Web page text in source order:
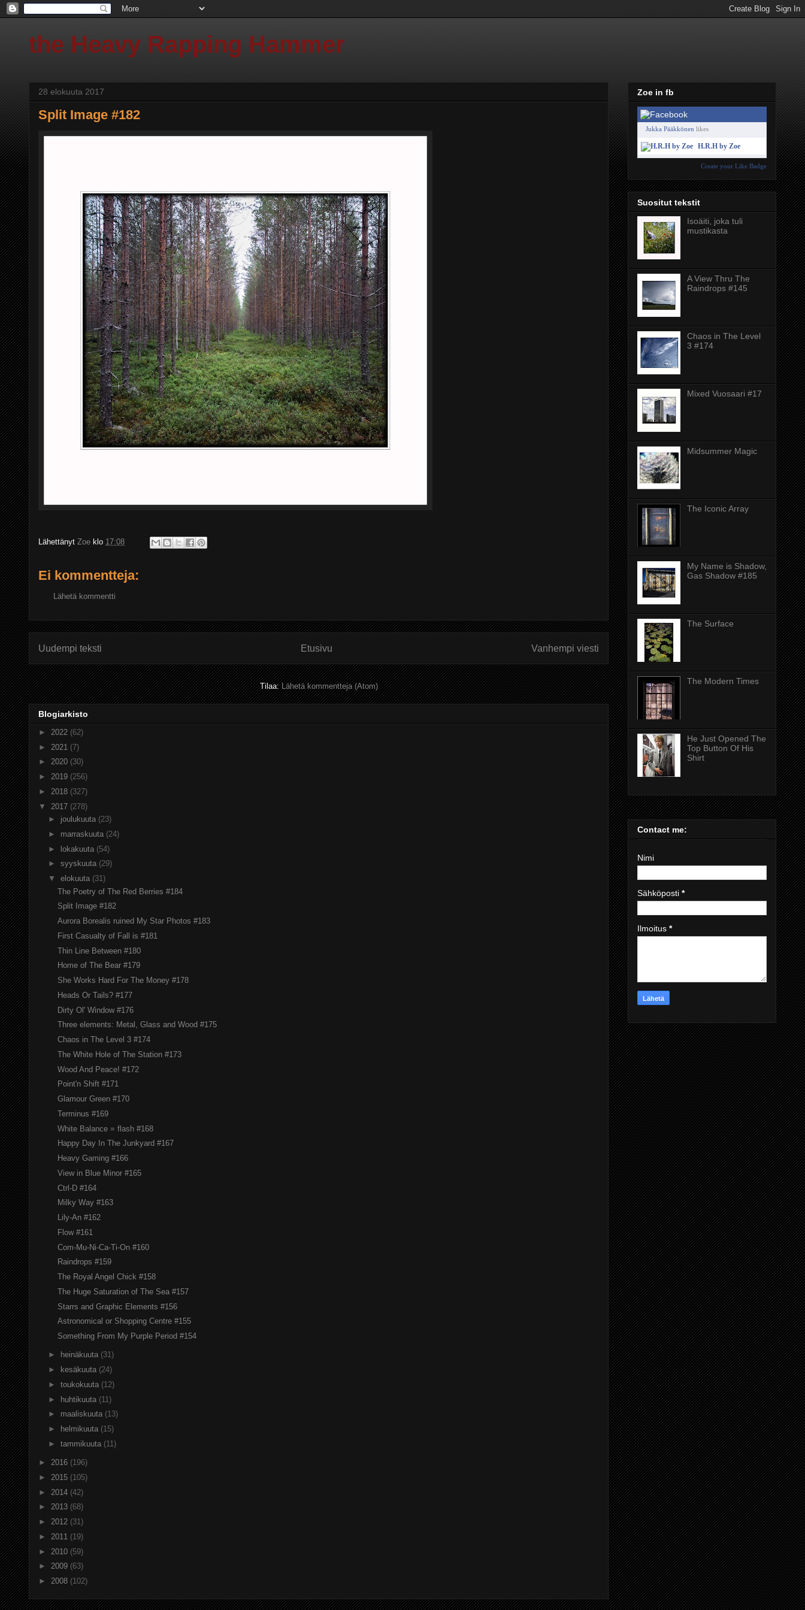
the Heavy Rapping Hammer
28 elokuuta 2017
Split Image #182
Lähettänyt Zoe klo 17:08
Ei kommentteja:
Lähetä kommentti
Uudempi teksti Vanhempi viesti
Etusivu
Tilaa:Lähetä kommentteja (Atom)
Blogiarkisto
► 2022 (62)
► 2021 (7)
► 2020 (30)
► 2019 (256)
► 2018 (327)
▼ 2017 (278)
► joulukuuta (23)
► marraskuuta (24)
► lokakuuta (54)
► syyskuuta (29)
▼ elokuuta (31)
The Poetry of The Red Berries #184
Split Image #182
Aurora Borealis ruined My Star Photos #183
First Casualty of Fall is #181
Thin Line Between #180
Home of The Bear #179
She Works Hard For The Money #178
Heads Or Tails? #177
Dirty Ol' Window #176
Three elements: Metal, Glass and Wood #175
Chaos in The Level 3 #174
The White Hole of The Station #173
Wood And Peace! #172
Point'n Shift #171
Glamour Green #170
Terminus #169
White Balance = flash #168
Happy Day In The Junkyard #167
Heavy Gaming #166
View in Blue Minor #165
Ctrl-D #164
Milky Way #163
Lily-An #162
Flow #161
Com-Mu-Ni-Ca-Ti-On #160
Raindrops #159
The Royal Angel Chick #158
The Huge Saturation of The Sea #157
Starrs and Graphic Elements #156
Astronomical or Shopping Centre #155
Something From My Purple Period #154
► heinäkuuta (31)
►
kesäkuuta (24)
► toukokuuta (12)
► huhtikuuta (11)
► maaliskuuta (13)
►
helmikuuta (15)
► tammikuuta (11)
► 2016 (196)
► 2015 (105)
► 2014 (42)
► 2013 (68)
► 2012 (31)
► 2011 (19)
► 2010 (59)
► 2009 (63)
► 2008 (102)
Zoe in fb
Jukka Pääkkönen likes
H.R.H by Zoe
Create your Like Badge
Suositut tekstit
Isoäiti, joka tuli
mustikasta
A View Thru The
Raindrops #145
Chaos in The Level
3 #174
Mixed Vuosaari #17
Midsummer Magic
The Iconic Array
My Name is Shadow,
Gas Shadow #185
The Surface
The Modern Times
He Just Opened The
Top Button Of His
Shirt
Contact me:
Nimi
Sähköposti *
Ilmoitus *